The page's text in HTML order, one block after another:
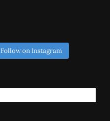
Follow on Instagram